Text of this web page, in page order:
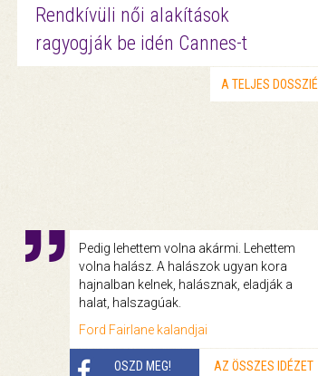
Rendkívüli női alakítások
ragyogják be idén Cannes-t
A TELJES DOSSZIÉ
Pedig lehettem volna akármi. Lehettem
volna halász. A halászok ugyan kora
hajnalban kelnek, halásznak, eladják a
halat, halszagúak.
Ford Fairlane kalandjai
OSZD MEG! AZ ÖSSZES IDÉZET